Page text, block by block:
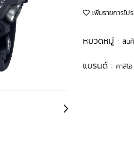
เพิ่มรายการโป
หมวดหมู่ : สิน
แบรนด์ : คาสิโอ